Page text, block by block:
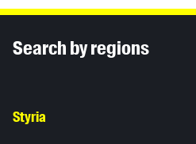
Search by regions
Styria